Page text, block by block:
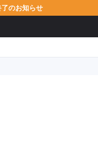
のお知らせ